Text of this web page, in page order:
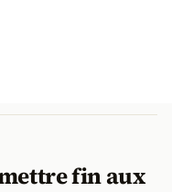
fin aux